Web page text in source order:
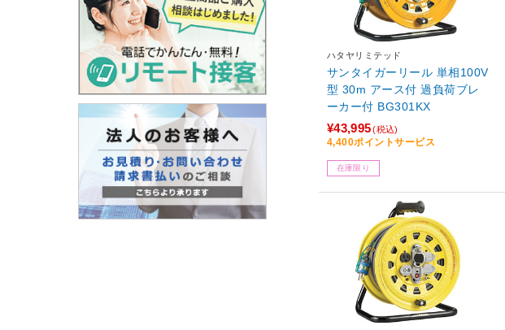
ハタヤリミテッド
サンタイガーリール 単相100V
型 30m アース付 過負荷ブレ
ーカー付 BG301KX
¥43,995(税込)
4,400ポイントサービス
在庫限り